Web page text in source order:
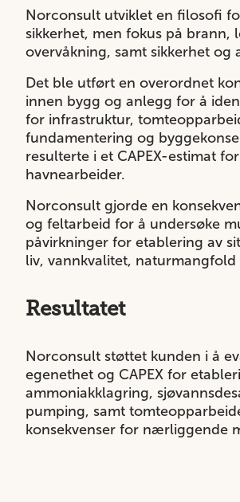
Norconsult utviklet en filosofi
sikkerhet, men fokus på brann,
overvåkning, samt sikkerhet og
Det ble utført en overordnet
innen bygg og anlegg for å
for infrastruktur,
fundamentering og
resulterte i et CAPEX-estimat
havnearbeider.
Norconsult gjorde en
og feltarbeid for å undersøke
påvirkninger for etablering av
liv, vannkvalitet,
Resultatet
Norconsult støttet kunden i å
egenethet og CAPEX for
ammoniakklagring,
pumping, samt
konsekvenser for nærliggende